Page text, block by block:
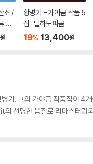
조 /
가
원
황병기 - 가야금 작품 5
집 : 달하노피곰
19% 13,400원
기. 그의 가야금 작품집이 4
선명한 음질로 리마스터링